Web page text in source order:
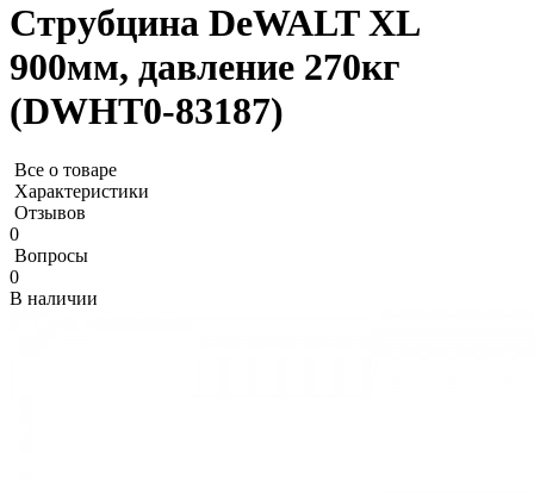
Струбцина DeWALT XL
900мм, давление 270кг
(DWHT0-83187)
Все о товаре
Характеристики
Отзывов
0
Вопросы
0
В наличии